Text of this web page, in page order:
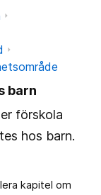
barn
förskola
hos barn.
kapitel om